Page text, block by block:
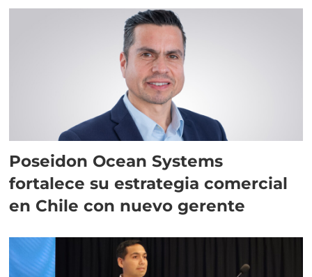
Poseidon Ocean Systems
fortalece su estrategia comercial
en Chile con nuevo gerente